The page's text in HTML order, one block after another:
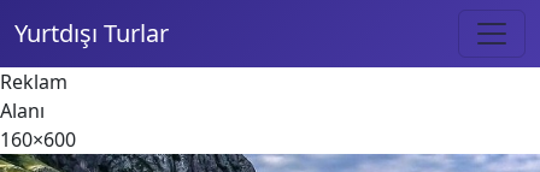
Yurtdışı Turlar
Reklam
Alanı
160×600